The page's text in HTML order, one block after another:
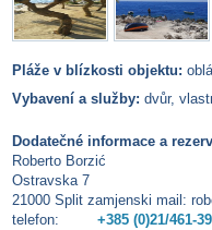
Pláže v blízkosti objektu:
Vybavení a služby: dvůr,
Dodatečné informace a
Roberto Borzić
Ostravska 7
21000 Split zamjenski mail:
telefon:
+385 (0)21/461-